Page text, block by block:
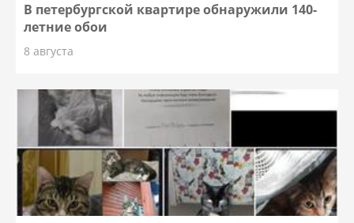
В петербургской квартире обнаружили 140-
летние обои
8 августа